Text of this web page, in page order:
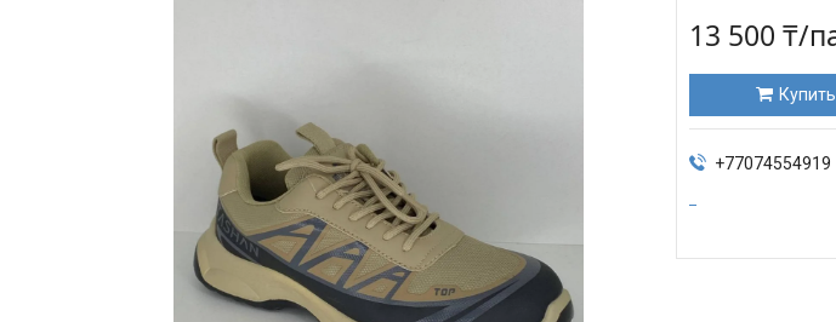
13 500 ₸/
Купить
+77074554919